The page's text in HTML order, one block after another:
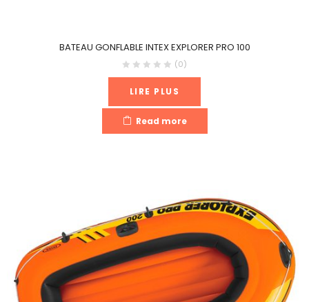
BATEAU GONFLABLE INTEX EXPLORER PRO 100
(0)
LIRE PLUS
Read more